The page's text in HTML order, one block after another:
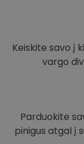
Keiskite savo į
vargo
Parduokite
pinigus atgal į